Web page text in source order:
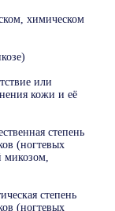
химическом
или
кожи и её
степень
(ногтевых
микозом,
степень
(ногтевых